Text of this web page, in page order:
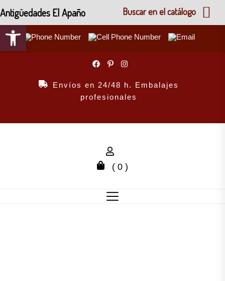
Abrir barra de herramientas
Envíos en 24/48 h. Embalajes
profesionales
( 0 )
Antigüedades El Apaño Buscar en el catálogo